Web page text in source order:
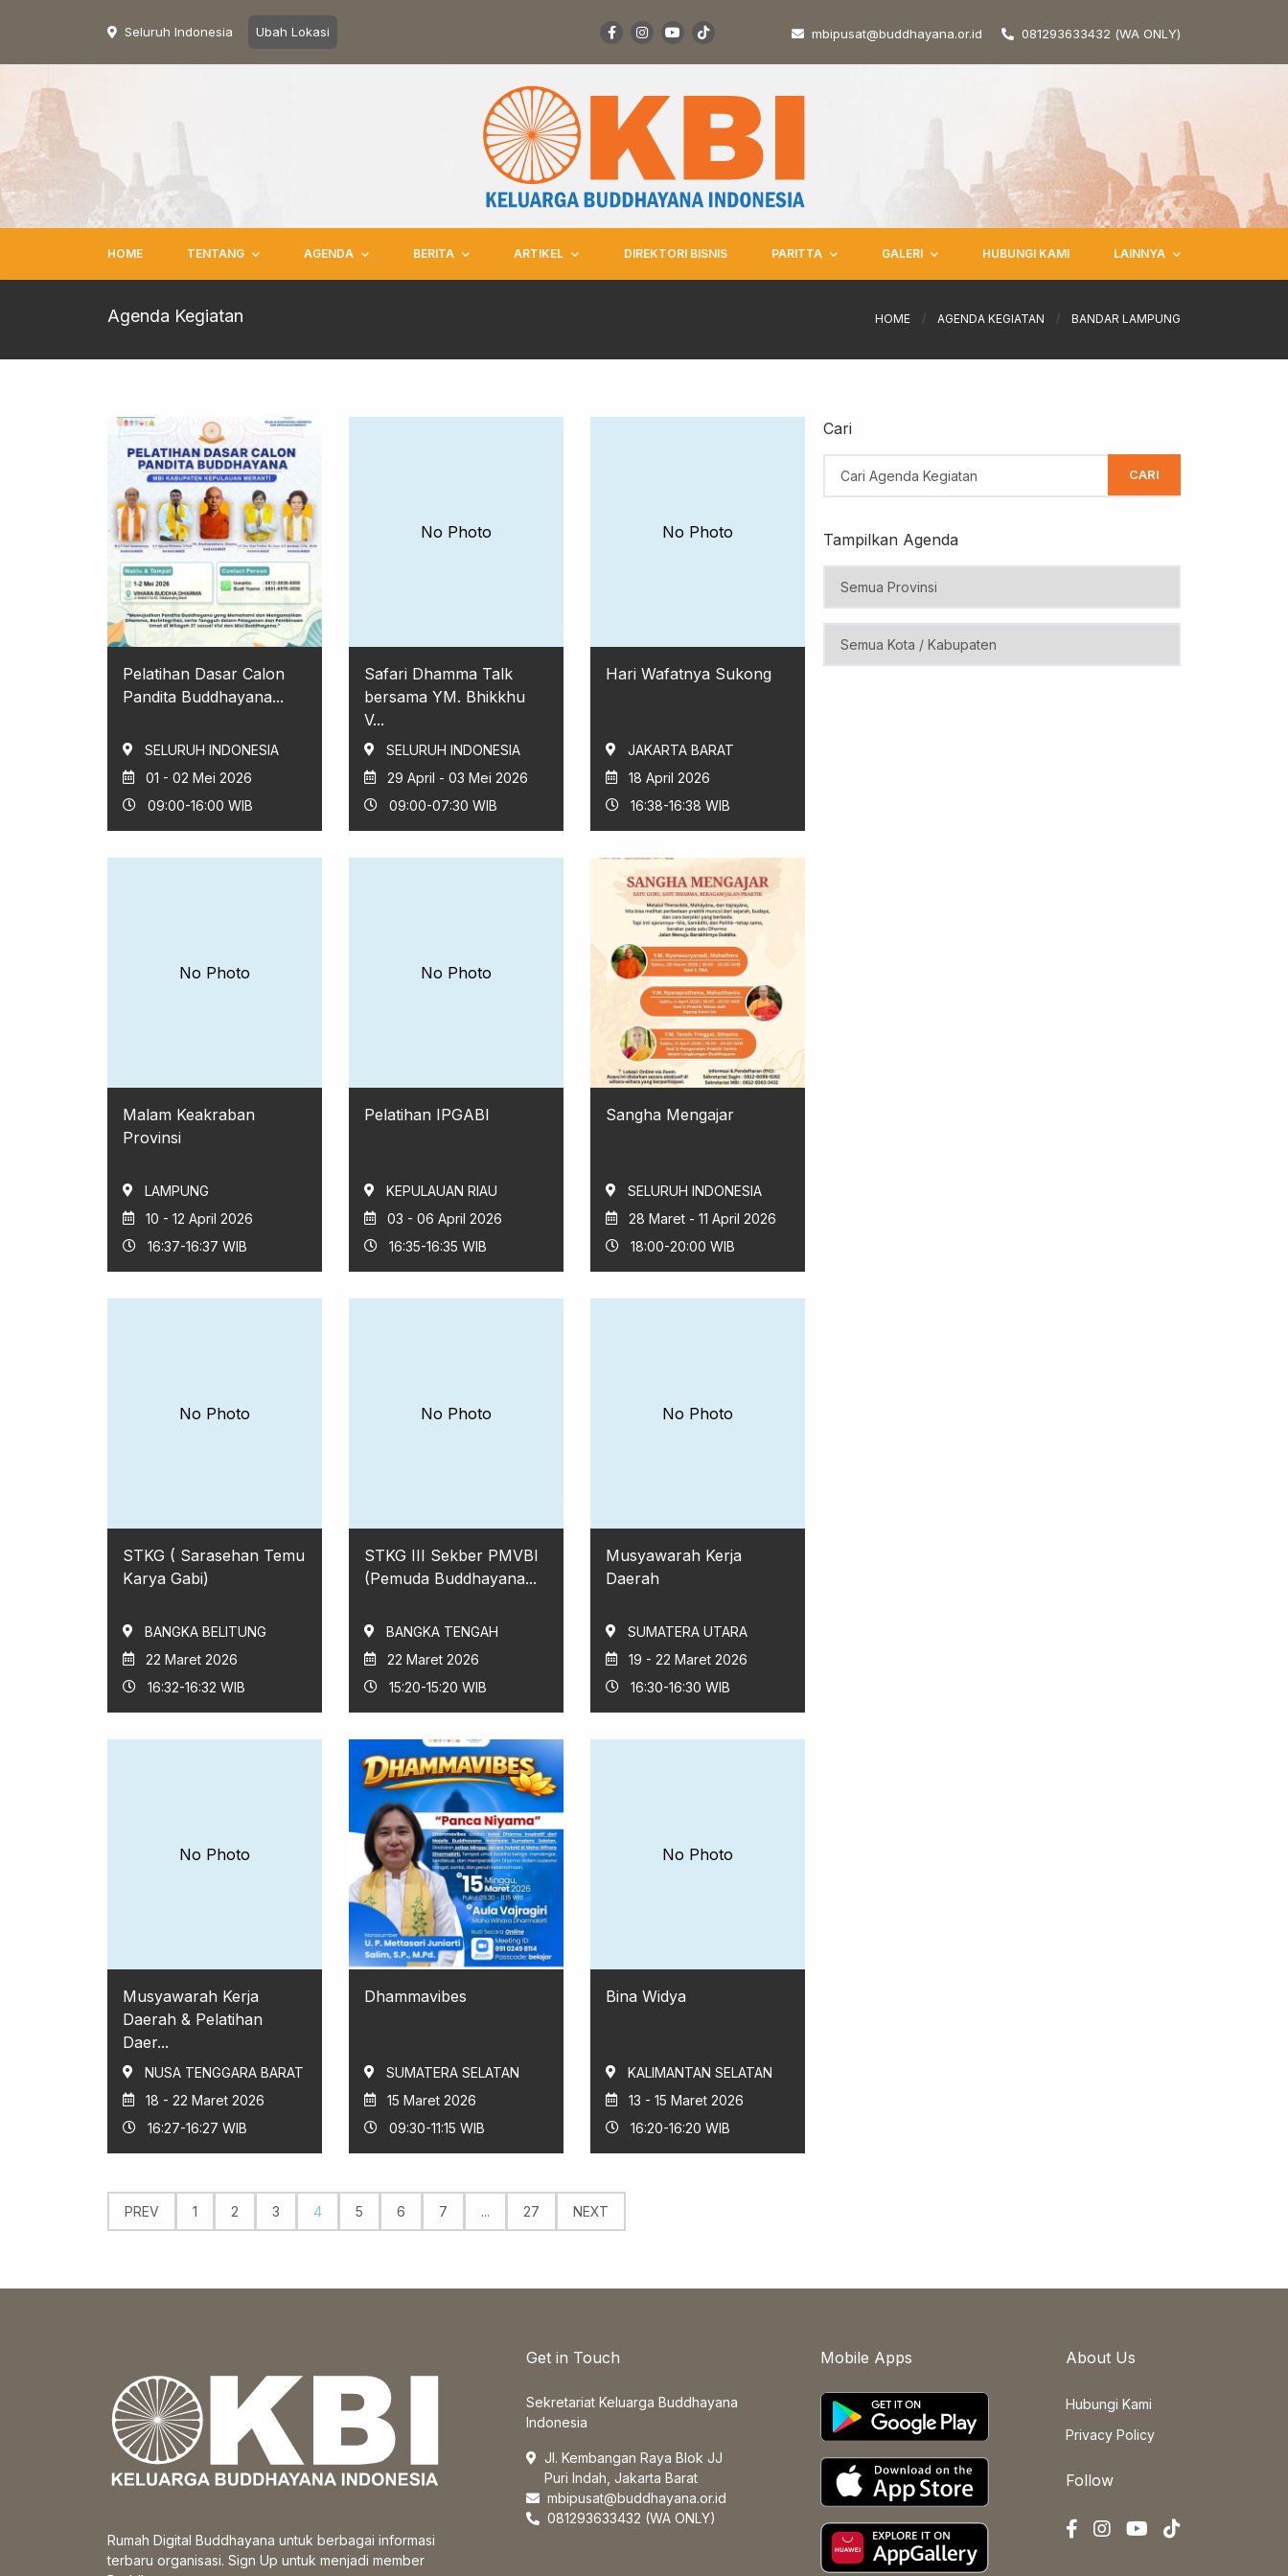
Seluruh Indonesia Ubah Lokasi mbipusat@buddhayana.or.id 081293633432 (WA ONLY)
HOME TENTANG AGENDA BERITA ARTIKEL DIREKTORI BISNIS PARITTA GALERI HUBUNGI KAMI LAINNYA
Agenda Kegiatan HOME / AGENDA KEGIATAN / BANDAR LAMPUNG
Pelatihan Dasar Calon
Pandita Buddhayana...
SELURUH INDONESIA
01 - 02 Mei 2026
09:00-16:00 WIB
No Photo
Safari Dhamma Talk
bersama YM. Bhikkhu
V...
SELURUH INDONESIA
29 April - 03 Mei 2026
09:00-07:30 WIB
No Photo
Hari Wafatnya Sukong
JAKARTA BARAT
18 April 2026
16:38-16:38 WIB
No Photo
Malam Keakraban
Provinsi
LAMPUNG
10 - 12 April 2026
16:37-16:37 WIB
No Photo
Pelatihan IPGABI
KEPULAUAN RIAU
03 - 06 April 2026
16:35-16:35 WIB
Sangha Mengajar
SELURUH INDONESIA
28 Maret - 11 April 2026
18:00-20:00 WIB
No Photo
STKG ( Sarasehan Temu
Karya Gabi)
BANGKA BELITUNG
22 Maret 2026
16:32-16:32 WIB
No Photo
STKG III Sekber PMVBI
(Pemuda Buddhayana...
BANGKA TENGAH
22 Maret 2026
15:20-15:20 WIB
No Photo
Musyawarah Kerja
Daerah
SUMATERA UTARA
19 - 22 Maret 2026
16:30-16:30 WIB
No Photo
Musyawarah Kerja
Daerah & Pelatihan
Daer...
NUSA TENGGARA BARAT
18 - 22 Maret 2026
16:27-16:27 WIB
Dhammavibes
SUMATERA SELATAN
15 Maret 2026
09:30-11:15 WIB
No Photo
Bina Widya
KALIMANTAN SELATAN
13 - 15 Maret 2026
16:20-16:20 WIB
Cari
CARI
Tampilkan Agenda
PREV 1 2 3 4 5 6 7 ... 27 NEXT
Rumah Digital Buddhayana untuk berbagai informasi
terbaru organisasi. Sign Up untuk menjadi member
Get in Touch
Sekretariat Keluarga Buddhayana
Indonesia
Jl. Kembangan Raya Blok JJ
Puri Indah, Jakarta Barat
mbipusat@buddhayana.or.id
081293633432 (WA ONLY)
Mobile Apps About Us
Hubungi Kami
Privacy Policy
Follow